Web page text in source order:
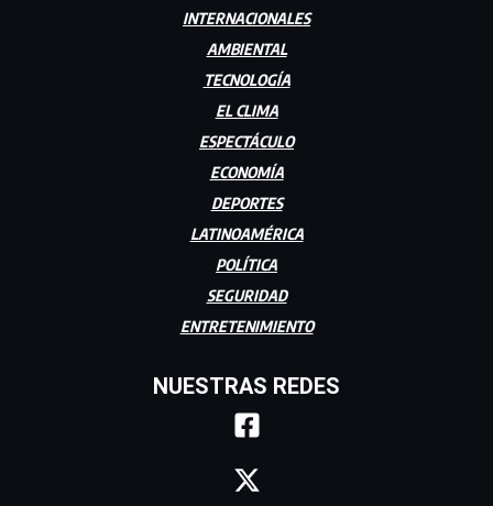
INTERNACIONALES
AMBIENTAL
TECNOLOGÍA
EL CLIMA
ESPECTÁCULO
ECONOMÍA
DEPORTES
LATINOAMÉRICA
POLÍTICA
SEGURIDAD
ENTRETENIMIENTO
NUESTRAS REDES